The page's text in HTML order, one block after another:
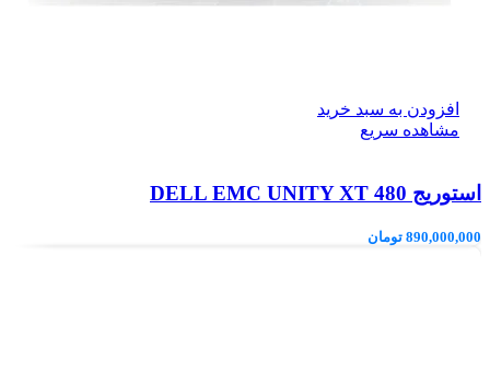
افزودن به سبد خرید
مشاهده سریع
استوریج DELL EMC UNITY XT 480
890,000,000 تومان